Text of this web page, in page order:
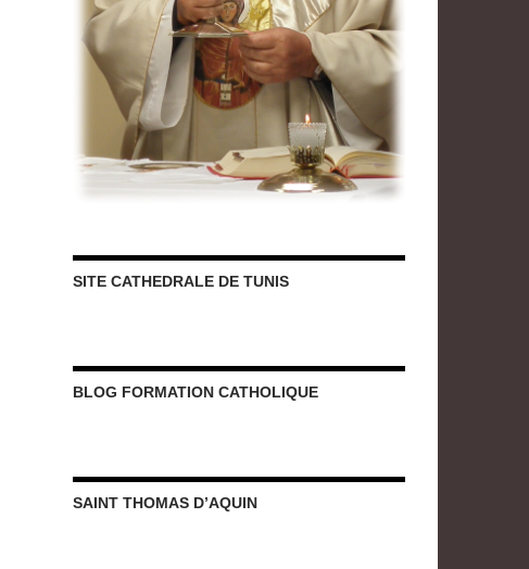
SITE CATHEDRALE DE TUNIS
BLOG FORMATION CATHOLIQUE
SAINT THOMAS D’AQUIN